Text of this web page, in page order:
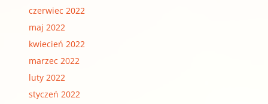
czerwiec 2022
maj 2022
kwiecień 2022
marzec 2022
luty 2022
styczeń 2022